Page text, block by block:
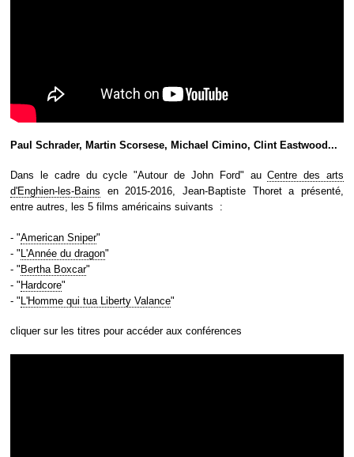
Paul Schrader, Martin Scorsese, Michael Cimino, Clint Eastwood...
Dans le cadre du cycle "Autour de John Ford" auCentre des arts
d'Enghien-les-Bains en 2015-2016, Jean-Baptiste Thoret a présenté,
entre autres, les 5 films américains suivants :
- "American Sniper"
- " L'Année du dragon"
- " Bertha Boxcar"
- " Hardcore"
- " L'Homme qui tua Liberty Valance"
cliquer sur les titres pour accéder aux conférences